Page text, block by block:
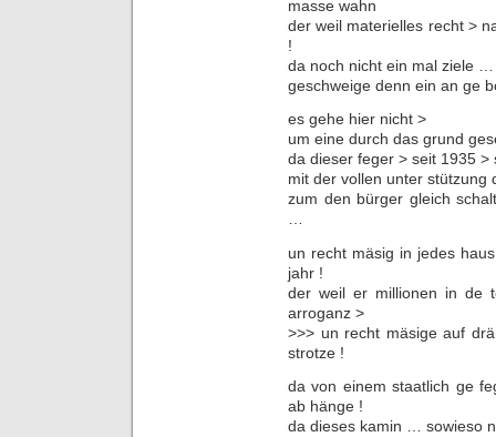
masse wahn
der weil materielles recht >
!
da noch nicht ein mal ziele
geschweige denn ein an ge
es gehe hier nicht >
um eine durch das grund
da dieser feger > seit 1935
mit der vollen unter stützung
zum den bürger gleich
…
un recht mäsig in jedes
jahr !
der weil er millionen in de
arroganz >
>>> un recht mäsige auf
strotze !
da von einem staatlich ge
ab hänge !
da dieses kamin … sowieso